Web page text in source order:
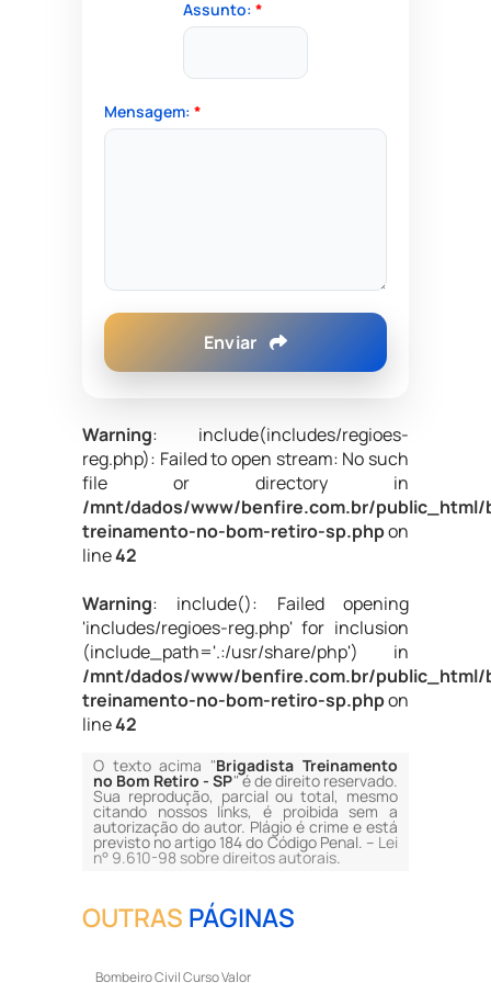
Assunto: *
Mensagem: *
Enviar
Warning: include(includes/regioes-
reg.php): Failed to open stream: No such
file or directory in
/mnt/dados/www/benfire.com.br/public_html/
treinamento-no-bom-retiro-sp.phpon
line42
Warning: include(): Failed opening
'includes/regioes-reg.php' for inclusion
(include_path='.:/usr/share/php') in
/mnt/dados/www/benfire.com.br/public_html/
treinamento-no-bom-retiro-sp.phpon
line42
O texto acima "Brigadista Treinamento
no Bom Retiro - SP" é de direito reservado.
Sua reprodução, parcial ou total, mesmo
citando nossos links, é proibida sem a
autorização do autor. Plágio é crime e está
previsto no artigo 184 do Código Penal. – Lei
n° 9.610-98 sobre direitos autorais.
OUTRAS PÁGINAS
Bombeiro Civil Curso Valor